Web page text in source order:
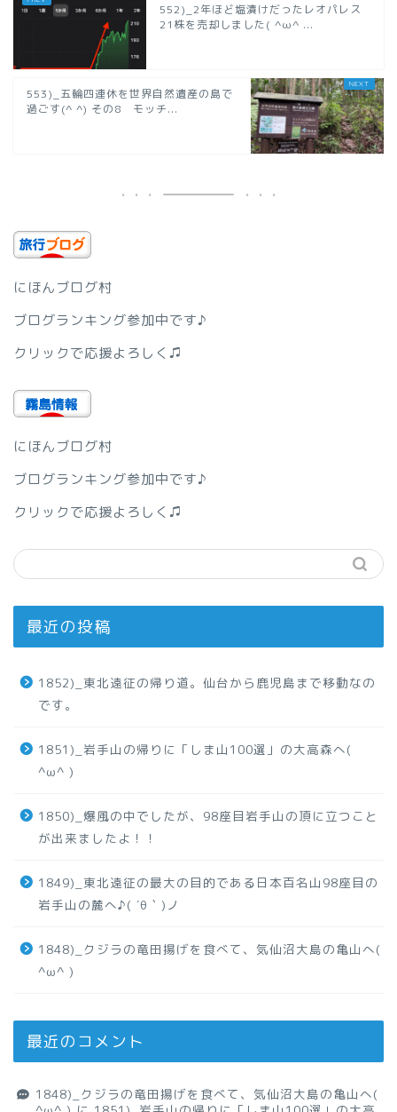
552)_2年ほど塩漬けだったレオパレス
21株を売却しました( ^ω^ ...
553)_五輪四連休を世界自然遺産の島で
過ごす(^ ^) その8 モッチ...
にほんブログ村
ブログランキング参加中です♪
クリックで応援よろしく♫
にほんブログ村
ブログランキング参加中です♪
クリックで応援よろしく♫
最近の投稿
1852)_東北遠征の帰り道。仙台から鹿児島まで移動なの
です。
1851)_岩手山の帰りに「しま山100選」の大高森へ(
^ω^ )
1850)_爆風の中でしたが、98座目岩手山の頂に立つこと
が出来ましたよ！！
1849)_東北遠征の最大の目的である日本百名山98座目の
岩手山の麓へ♪( ´θ｀)ノ
1848)_クジラの竜田揚げを食べて、気仙沼大島の亀山へ(
^ω^ )
最近のコメント
1848)_クジラの竜田揚げを食べて、気仙沼大島の亀山へ(